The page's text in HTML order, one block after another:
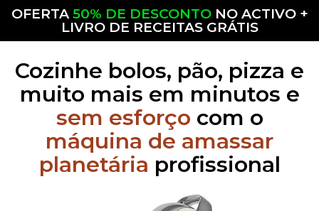
OFERTA50% DE DESCONTONO ACTIVO +
LIVRO DE RECEITAS GRÁTIS
Cozinhe bolos, pão, pizza e
muito mais em minutos e
sem esforço com o
máquina de amassar
planetária profissional